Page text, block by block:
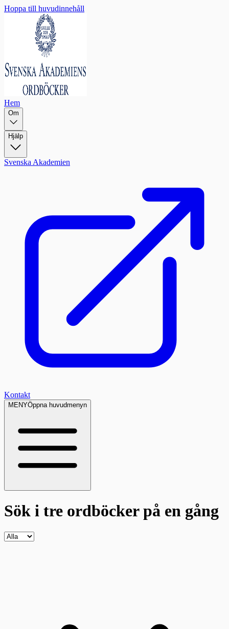
Hoppa till huvudinnehåll
Hem
Om
Hjälp
Svenska Akademien
Kontakt
MENYÖppna huvudmenyn
Sök i tre ordböckerpå en gång